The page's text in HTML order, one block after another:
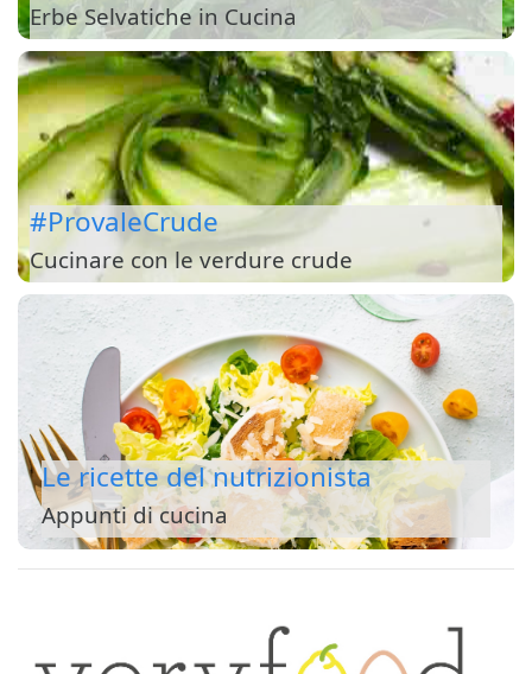
Erbe Selvatiche in Cucina
#ProvaleCrude
Cucinare con le verdure crude
Le ricette del nutrizionista
Appunti di cucina